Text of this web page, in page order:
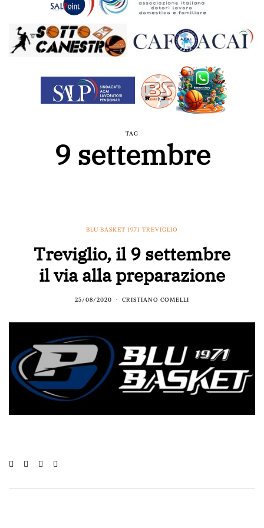
TAG
9 settembre
BLU BASKET 1971 TREVIGLIO
Treviglio, il 9 settembre
il via alla preparazione
25/08/2020 CRISTIANO COMELLI